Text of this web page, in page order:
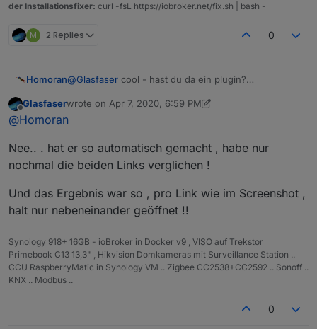
der Installationsfixer: curl -fsL https://iobroker.net/fix.sh | bash -
M 2 Replies 0
Homoran@Glasfaser cool - hast du da ein plugin?
Offline
Glasfaserwrote on Apr 7, 2020, 6:59 PM
last edited by GlasfaserApr 7, 2020, 9:01 PM
@Homoran
Nee.. . hat er so automatisch gemacht , habe nur
nochmal die beiden Links verglichen !
Und das Ergebnis war so , pro Link wie im Screenshot ,
halt nur nebeneinander geöffnet !!
Synology 918+ 16GB - ioBroker in Docker v9 , VISO auf Trekstor
Primebook C13 13,3" , Hikvision Domkameras mit Surveillance Station ..
CCU RaspberryMatic in Synology VM .. Zigbee CC2538+CC2592 .. Sonoff ..
KNX .. Modbus ..
0